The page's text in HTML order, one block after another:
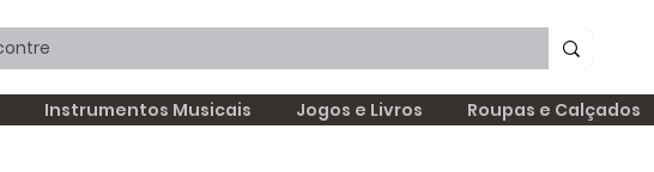
Instrumentos Musicais Jogos e Livros Roupas e Calçados